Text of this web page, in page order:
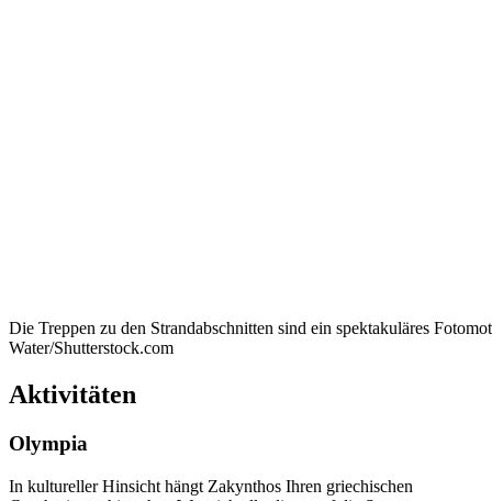
Die Treppen zu den Strandabschnitten sind ein spektakuläres
Water/Shutterstock.com
Aktivitäten
Olympia
In kultureller Hinsicht hängt Zakynthos Ihren griechischen